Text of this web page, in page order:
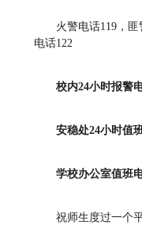
火警电话119，
电话122
校内24小时报警
安稳处24小时值
学校办公室值班
祝师生度过一个